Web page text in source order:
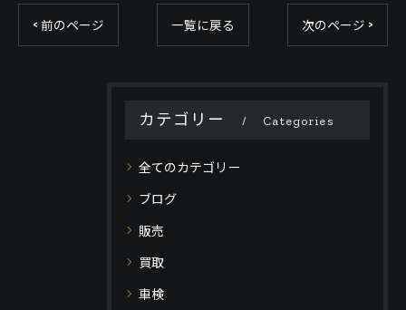
< 前のページ 一覧に戻る 次のページ >
カテゴリー Categories
全てのカテゴリー
ブログ
販売
買取
車検